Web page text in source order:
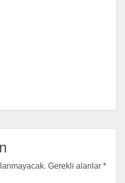
Gerekli alanlar *